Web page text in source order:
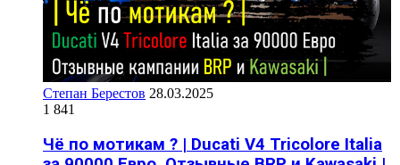
Степан Берестов 28.03.2025
1 841
Чё по мотикам ? | Ducati V4 Tricolore Italia